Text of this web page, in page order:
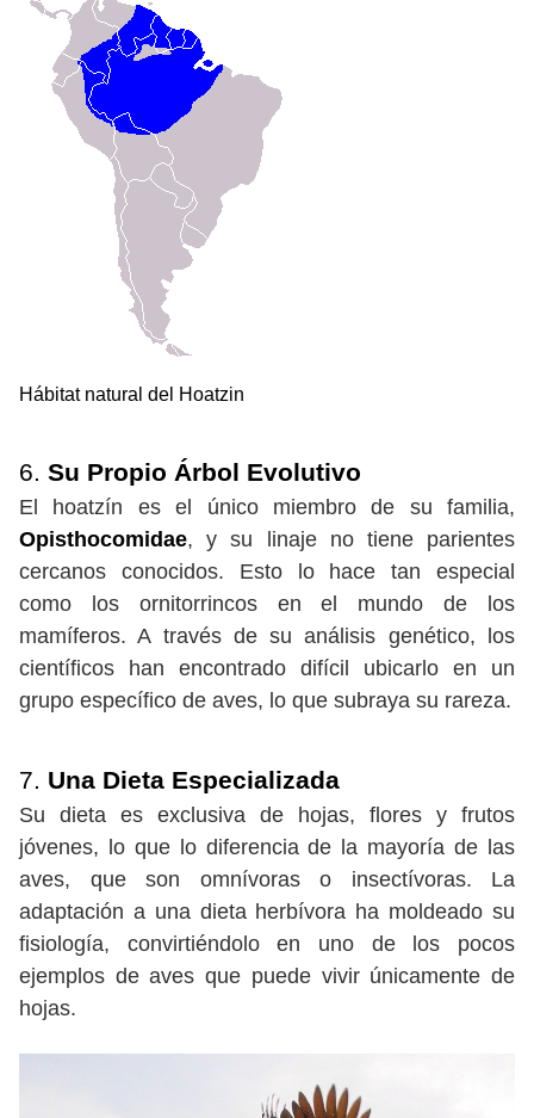
Hábitat natural del Hoatzin
6. Su Propio Árbol Evolutivo
El hoatzín es el único miembro de su familia,
Opisthocomidae, y su linaje no tiene parientes
cercanos conocidos. Esto lo hace tan especial
como los ornitorrincos en el mundo de los
mamíferos. A través de su análisis genético, los
científicos han encontrado difícil ubicarlo en un
grupo específico de aves, lo que subraya su rareza.
7. Una Dieta Especializada
Su dieta es exclusiva de hojas, flores y frutos
jóvenes, lo que lo diferencia de la mayoría de las
aves, que son omnívoras o insectívoras. La
adaptación a una dieta herbívora ha moldeado su
fisiología, convirtiéndolo en uno de los pocos
ejemplos de aves que puede vivir únicamente de
hojas.